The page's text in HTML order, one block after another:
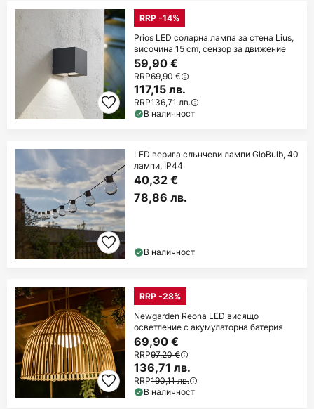
RRP -14%
Prios LED соларна лампа за стена Lius,
височина 15 cm, сензор за движение
59,90 €
RRP69,90 €
117,15 лв.
RRP136,71 лв.
В наличност
LED верига слънчеви лампи GloBulb, 40
лампи, IP44
40,32 €
78,86 лв.
В наличност
RRP -28%
Newgarden Reona LED висящо
осветление с акумулаторна батерия
69,90 €
RRP97,20 €
136,71 лв.
RRP190,11 лв.
В наличност